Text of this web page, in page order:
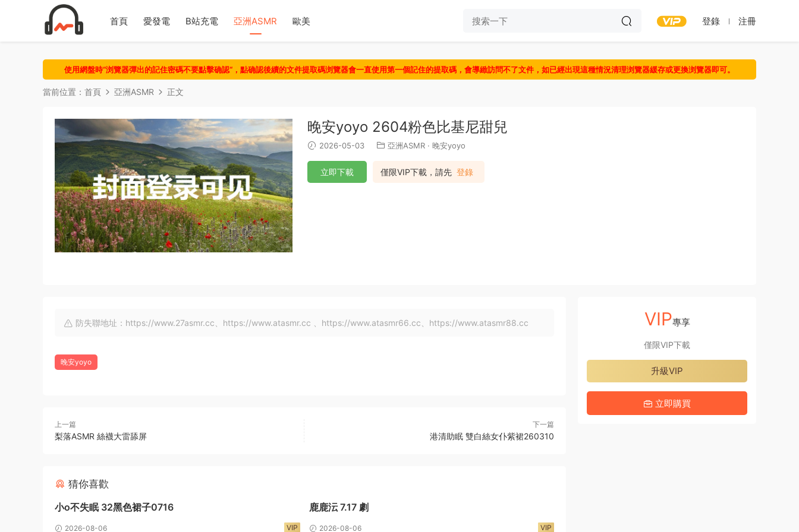
首頁 愛發電 B站充電 亞洲ASMR 歐美 登錄 注冊
使用網盤時“浏覽器彈出的記住密碼不要點擊确認“，點确認後續的文件提取碼浏覽器會一直使用第一個記住的提取碼，會導緻訪問不了文件，如已經出現這種情況清理浏覽器緩存或更換浏覽器即可。
當前位置： 首頁 亞洲ASMR 正文
晚安yoyo 2604粉色比基尼甜兒
2026-05-03 亞洲ASMR · 晚安yoyo
僅限VIP下載，請先 登錄
立即下載
防失聯地址：https://www.27asmr.cc、https://www.atasmr.cc 、https://www.atasmr66.cc、https://www.atasmr88.cc
晚安yoyo
上一篇
梨落ASMR 絲襪大雷舔屏
下一篇
港清助眠 雙白絲女仆紫裙260310
猜你喜歡
小o不失眠 32黑色裙子0716
2026-08-06 VIP
鹿鹿沄 7.17 劇
2026-08-06 VIP
VIP專享
僅限VIP下載
升級VIP
立即購買